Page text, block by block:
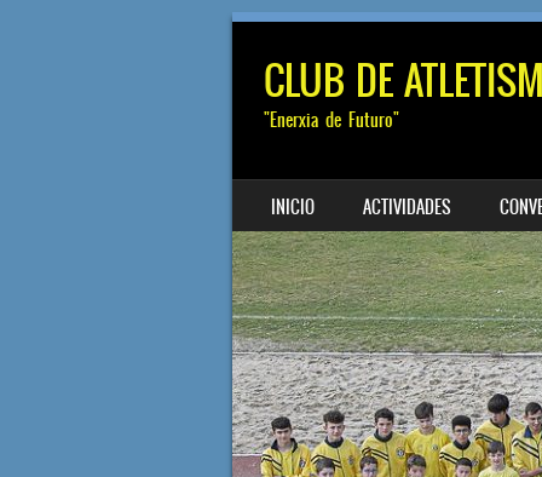
CLUB DE
"Enerxia de Futuro"
MENÚ
SALTAR AL CONTENIDO
INICIO ACTIVIDADES